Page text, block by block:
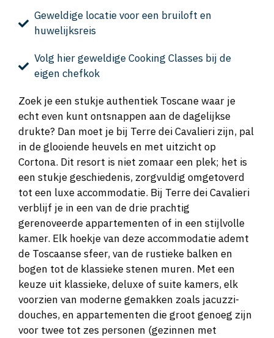
Geweldige locatie voor een bruiloft en
huwelijksreis
Volg hier geweldige Cooking Classes bij de
eigen chefkok
Zoek je een stukje authentiek Toscane waar je
echt even kunt ontsnappen aan de dagelijkse
drukte? Dan moet je bij Terre dei Cavalieri zijn, pal
in de glooiende heuvels en met uitzicht op
Cortona. Dit resort is niet zomaar een plek; het is
een stukje geschiedenis, zorgvuldig omgetoverd
tot een luxe accommodatie. Bij Terre dei Cavalieri
verblijf je in een van de drie prachtig
gerenoveerde appartementen of in een stijlvolle
kamer. Elk hoekje van deze accommodatie ademt
de Toscaanse sfeer, van de rustieke balken en
bogen tot de klassieke stenen muren. Met een
keuze uit klassieke, deluxe of suite kamers, elk
voorzien van moderne gemakken zoals jacuzzi-
douches, en appartementen die groot genoeg zijn
voor twee tot zes personen (gezinnen met